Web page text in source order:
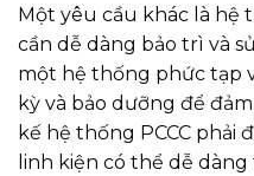
Một yêu cầu khác là hệ
cần dễ dàng bảo trì và
một hệ thống phức tạp
kỳ và bảo dưỡng để
kế hệ thống PCCC phải
linh kiện có thể dễ